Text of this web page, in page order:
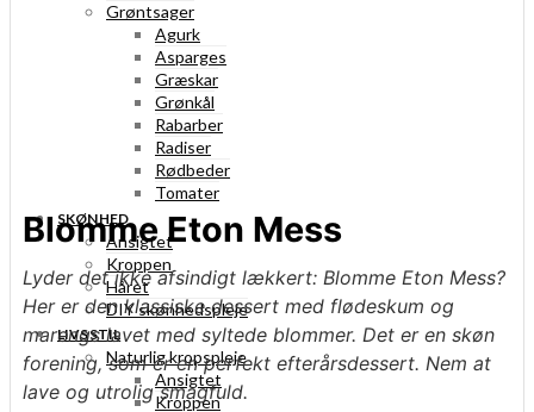
Grøntsager
Agurk
Asparges
Græskar
Grønkål
Rabarber
Radiser
Rødbeder
Tomater
SKØNHED
Ansigtet
Kroppen
Håret
DIY skønhedspleje
LIVSSTIL
Naturlig kropspleje
Ansigtet
Kroppen
Blomme Eton Mess
Lyder det ikke afsindigt lækkert: Blomme Eton Mess?
Her er den klassiske dessert med flødeskum og
marengs lavet med syltede blommer. Det er en skøn
forening, som er en perfekt efterårsdessert. Nem at
lave og utrolig smagfuld.